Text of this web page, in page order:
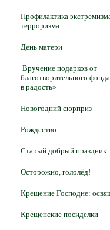
Профилактика
терроризма
День матери
Вручение подарков от
благотворительного
в радость»
Новогодний сюрприз
Рождество
Старый добрый праздник
Осторожно, гололёд!
Крещение Господне:
Крещенские посиделки